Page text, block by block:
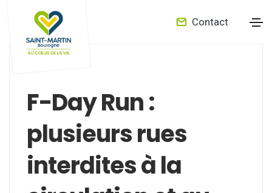
Contact
F-Day Run :
plusieurs rues
interdites à la